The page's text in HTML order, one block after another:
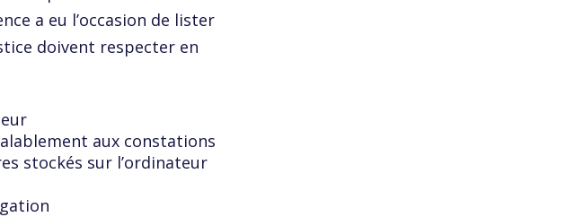
a eu l’occasion de lister
doivent respecter en
aux constations
stockés sur l’ordinateur